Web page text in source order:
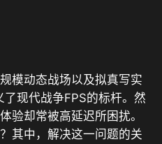
模动态战场以及拟真写实
现代战争FPS的标杆。然
验却常被高延迟所困扰。
其中，解决这一问题的关